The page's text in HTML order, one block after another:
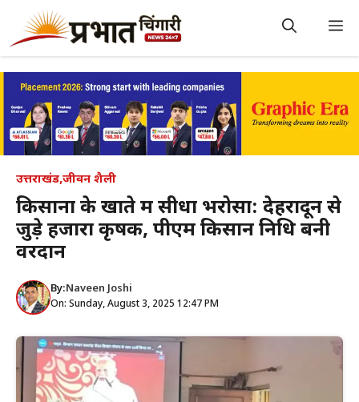
content
उत्तराखंड,जीवन शैली
किसानों के खाते में सीधा भरोसा: देहरादून से
जुड़े हजारों कृषक, पीएम किसान निधि बनी
वरदान
By:Naveen Joshi
On: Sunday, August 3, 2025 12:47 PM